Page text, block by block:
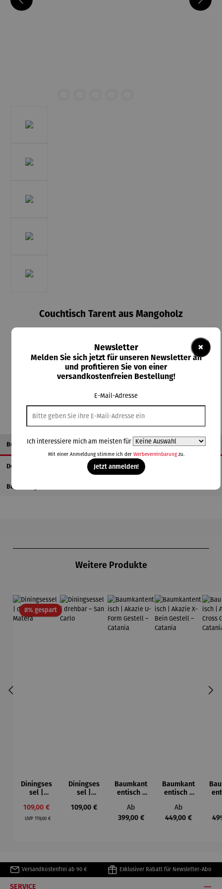
Couchtisch Tarent aus Mangoholz
169,00 €
Preise inkl. MwSt. zzgl. Versandkosten
Beschreibung
Details
Bewertungen
Weitere Produkte
8% gespartRabatt
Diningses
sel |
Matera
Verkaufspreis:
109,00 €
UVP Regulärer Preis:
119,00 €
Diningses
sel |
San Carlo
Regulärer Preis:
109,00 €
Baumkant
entisch |
Form
Gestell –
Regulärer Preis:
Ab
399,00 €
Baumkant
entisch |
Bein
Gestell –
Regulärer
Ab
449,00 €
Versandkostenfrei ab 90 € Exklusiver Rabatt für Newsletter-Abo
SERVICE
×
Newsletter
Melden Sie sich jetzt für unseren Newsletter an
und profitieren Sie von einer
versandkostenfreien Bestellung!
E-Mail-Adresse
Ich interessiere mich am meisten für
Mit einer Anmeldung stimme ich der Werbevereinbarungzu.
Jetzt anmelden!